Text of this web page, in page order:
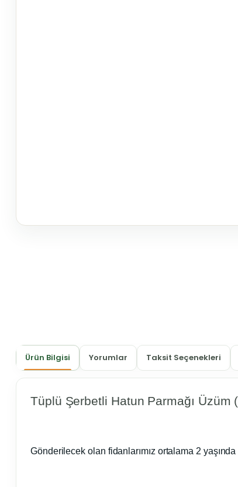
Ürün Bilgisi Yorumlar Taksit Seçenekleri
Tüplü Şerbetli Hatun Parmağı Üzüm
Gönderilecek olan fidanlarımız ortalama 2